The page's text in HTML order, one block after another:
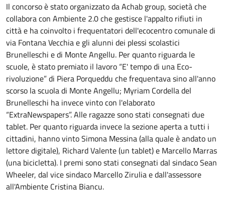
Il concorso è stato organizzato da Achab group, società che
collabora con Ambiente 2.0 che gestisce l'appalto rifiuti in
città e ha coinvolto i frequentatori dell'ecocentro comunale di
via Fontana Vecchia e gli alunni dei plessi scolastici
Brunelleschi e di Monte Angellu. Per quanto riguarda le
scuole, è stato premiato il lavoro “E' tempo di una Eco-
rivoluzione” di Piera Porqueddu che frequentava sino all'anno
scorso la scuola di Monte Angellu; Myriam Cordella del
Brunelleschi ha invece vinto con l'elaborato
“ExtraNewspapers”. Alle ragazze sono stati consegnati due
tablet. Per quanto riguarda invece la sezione aperta a tutti i
cittadini, hanno vinto Simona Messina (alla quale è andato un
lettore digitale), Richard Valente (un tablet) e Marcello Marras
(una bicicletta). I premi sono stati consegnati dal sindaco Sean
Wheeler, dal vice sindaco Marcello Zirulia e dall'assessore
all'Ambiente Cristina Biancu.